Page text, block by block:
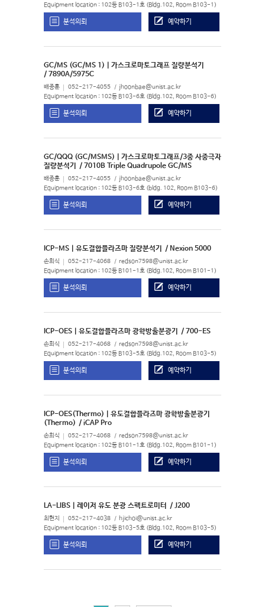
Equipment location : 102동 B103-1호 (Bldg.102, Room B103-1)
분석의뢰 예약하기
GC/MS (GC/MS 1) | 가스크로마토그래프 질량분석기
/ 7890A/5975C
배종훈 052-217-4055 jhoonbae@unist.ac.kr
Equipment location : 102동 B103-6호 (Bldg.102, Room B103-6)
분석의뢰 예약하기
GC/QQQ (GC/MSMS) | 가스크로마토그래프/3중 사중극자
질량분석기
/ 7010B Triple Quadrupole GC/MS
배종훈 052-217-4055 jhoonbae@unist.ac.kr
Equipment location : 102동 B103-6호 (bldg. 102, Room B103-6)
분석의뢰 예약하기
ICP-MS | 유도결합플라즈마 질량분석기 / Nexion 5000
손희식 052-217-4068 redson7598@unist.ac.kr
Equipment location : 102동 B101-1호 (Bldg.102, Room B101-1)
분석의뢰 예약하기
ICP-OES | 유도결합플라즈마 광학방출분광기 / 700-ES
손희식 052-217-4068 redson7598@unist.ac.kr
Equipment location : 102동 B103-5호 (Bldg.102, Room B103-5)
분석의뢰 예약하기
ICP-OES(Thermo) | 유도결합플라즈마 광학방출분광기
(Thermo) / iCAP Pro
손희식 052-217-4068 redson7598@unist.ac.kr
Equipment location : 102동 B101-1호 (Bldg.102, Room B101-1)
분석의뢰 예약하기
LA-LIBS | 레이저 유도 분광 스펙트로미터 / J200
최현지 052-217-4038 hjichoi@unist.ac.kr
Equipment location : 102동 B103-5호 (Bldg.102, Room B103-5)
분석의뢰 예약하기